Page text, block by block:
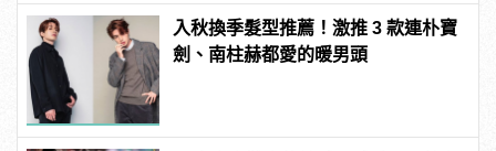
入秋換季髮型推薦！激推 3 款連朴寶
劍、南柱赫都愛的暖男頭